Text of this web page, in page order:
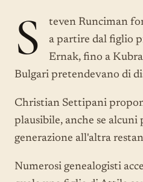
S
teven Runciman
a partire dal figlio
Ernak, fino a
Bulgari pretendevano di
Christian Settipani
plausibile, anche se alcuni
generazione all'altra
Numerosi genealogisti